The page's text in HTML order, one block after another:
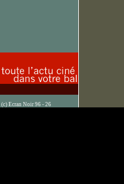
(c) Ecran Noir 96 - 26